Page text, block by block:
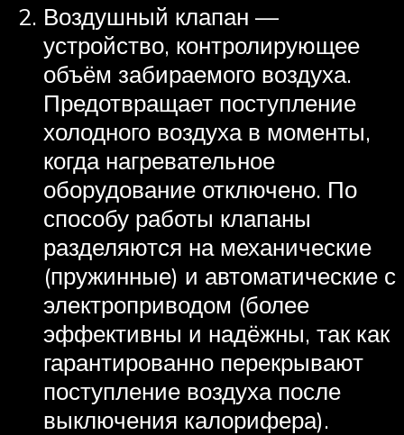
Воздушный клапан —
устройство, контролирующее
объём забираемого воздуха.
Предотвращает поступление
холодного воздуха в моменты,
когда нагревательное
оборудование отключено. По
способу работы клапаны
разделяются на механические
(пружинные) и автоматические с
электроприводом (более
эффективны и надёжны, так как
гарантированно перекрывают
поступление воздуха после
выключения калорифера).